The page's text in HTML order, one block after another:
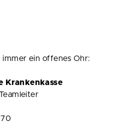
ein offenes Ohr:
Krankenkasse